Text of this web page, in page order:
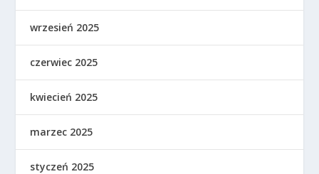
wrzesień 2025
czerwiec 2025
kwiecień 2025
marzec 2025
styczeń 2025